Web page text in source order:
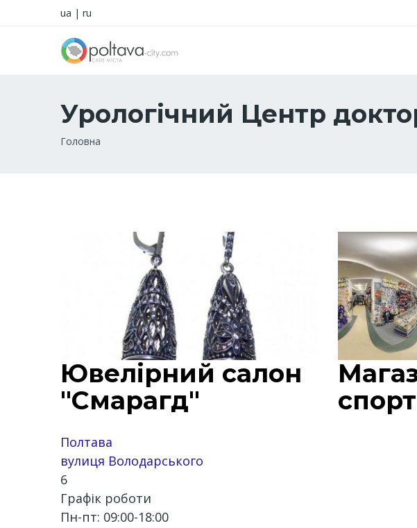
ua | ru
Урологічний Центр
Рядок
Головна
Ювелірний салон
"Смарагд"
Полтава
вулиця Володарського
6
Графік роботи
Пн-пт: 09:00-18:00